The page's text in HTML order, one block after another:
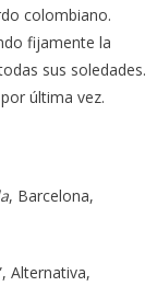
colombiano.
fijamente la
sus soledades.
última vez.
, Barcelona,
Alternativa,